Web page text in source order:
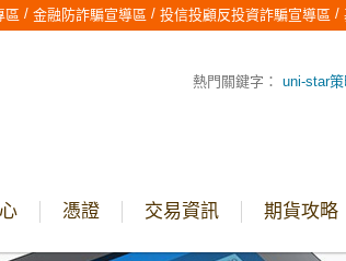
區 / 金融防詐騙宣導區 / 投信投顧反投資詐騙宣導區 /
熱門關鍵字： uni-star
憑證 交易資訊 期貨攻略